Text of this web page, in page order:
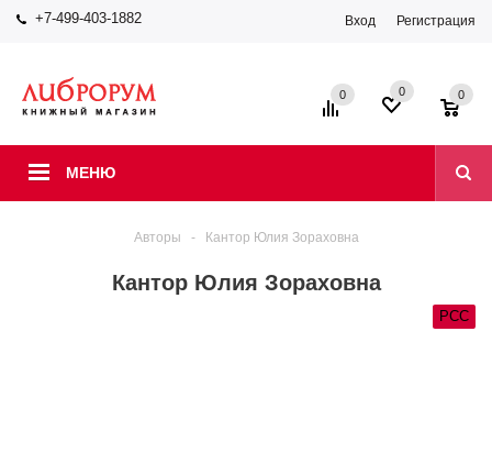
+7-499-403-1882 Вход Регистрация
МЕНЮ
0 0 0
Авторы - Кантор Юлия Зораховна
Кантор Юлия Зораховна
РСС